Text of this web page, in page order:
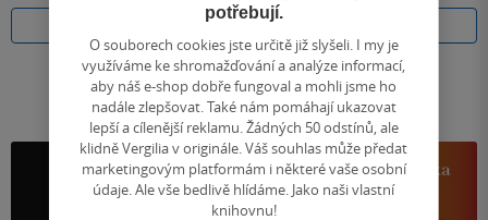
potřebují.
O souborech cookies jste určitě již slyšeli. I my je
využíváme ke shromažďování a analýze informací,
aby náš e-shop dobře fungoval a mohli jsme ho
nadále zlepšovat. Také nám pomáhají ukazovat
lepší a cílenější reklamu. Žádných 50 odstínů, ale
klidně Vergilia v originále. Váš souhlas může předat
marketingovým platformám i některé vaše osobní
údaje. Ale vše bedlivě hlídáme. Jako naši vlastní
knihovnu!